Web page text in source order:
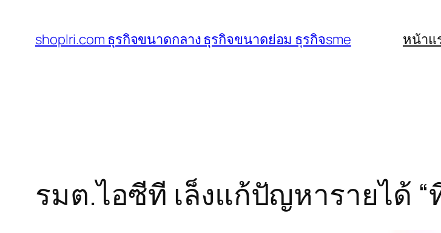
shoplri.com ธุรกิจขนาดกลาง ธุรกิจขนาดย่อม ธุรกิจsme หน้าแ
รมต.ไอซีที เล็งแก้ปัญหารายได้